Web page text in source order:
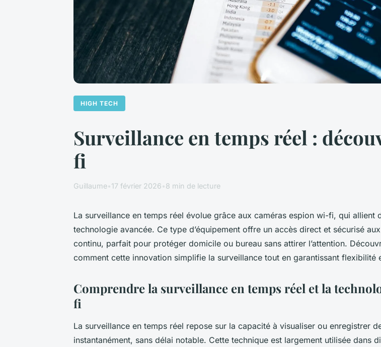
HIGH TECH
Surveillance en temps réel :
fi
Guillaume•17 février 2026•8 min de lecture
La surveillance en temps réel évolue grâce aux caméras espion wi-fi, qui allient
technologie avancée. Ce type d’équipement offre un accès direct et sécurisé
continu, parfait pour protéger domicile ou bureau sans attirer l’attention.
comment cette innovation simplifie la surveillance tout en garantissant flexibilité
Comprendre la surveillance en temps réel et la
fi
La surveillance en temps réel repose sur la capacité à visualiser ou enregistrer
instantanément, sans délai notable. Cette technique est largement utilisée dans